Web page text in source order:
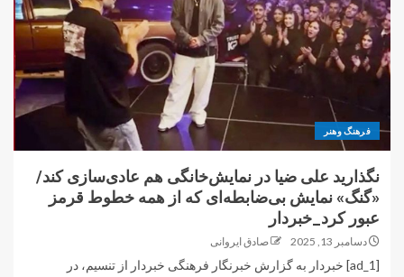
فرهنگ وهنر
نگذارید علی ضیا در نمایش‌خانگی هم عادی‌سازی کند/
«گنگ» نمایش بی‌ضابطه‌ای که از همه خطوط قرمز
عبور کرد_خبردار
دسامبر 13, 2025 صادق ایروانی
[ad_1] خبردار به گزارش خبرنگار فرهنگی خبردار از تنسیم، در